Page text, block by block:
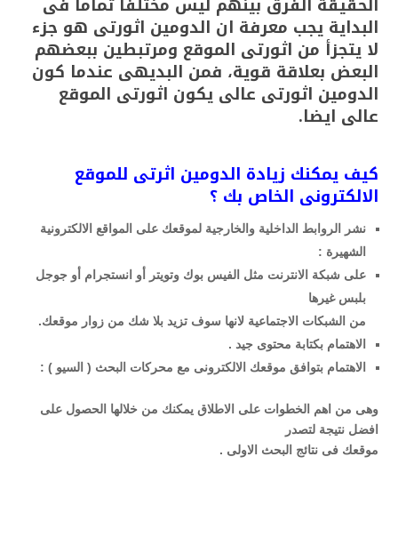
البداية يجب معرفة ان الدومين اثورتى هو جزء
لا يتجزأ من اثورتى الموقع ومرتبطين ببعضهم
البعض بعلاقة قوية، فمن البديهى عندما كون
الدومين اثورتى عالى يكون اثورتى الموقع
عالى ايضا.
كيف يمكنك زيادة الدومين اثرتى للموقع
الالكترونى الخاص بك ؟
نشر الروابط الداخلية والخارجية لموقعك على المواقع الالكترونية
الشهيرة :
على شبكة الانترنت مثل الفيس بوك وتويتر أو انستجرام أو جوجل
بلبس غيرها
من الشبكات الاجتماعية لانها سوف تزيد بلا شك من زوار موقعك.
الاهتمام بكتابة محتوى جيد .
الاهتمام بتوافق موقعك الالكترونى مع محركات البحث ( السيو ) :
وهى من اهم الخطوات على الاطلاق يمكنك من خلالها الحصول على
افضل نتيجة لتصدر
موقعك فى نتائج البحث الاولى .